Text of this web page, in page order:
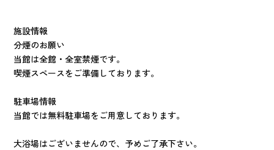
施設情報
分煙のお願い
当館は全館・全室禁煙です。
喫煙スペースをご準備しております。
駐車場情報
当館では無料駐車場をご用意しております。
大浴場はございませんので、予めご了承下さい。